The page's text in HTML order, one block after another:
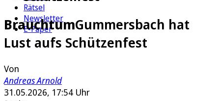
Rätsel
Newsletter
E-Paper
BrauchtumGummersbach hat
Lust aufs Schützenfest
Von
Andreas Arnold
31.05.2026, 17:54 Uhr